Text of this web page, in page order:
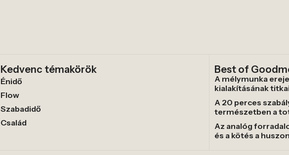
Kedvenc témakörök
Énidő
Flow
Szabadidő
Család
Best of
A mélymunka
kialakításának titkai
A 20 perces
természetben a
Az analóg
és a kötés a